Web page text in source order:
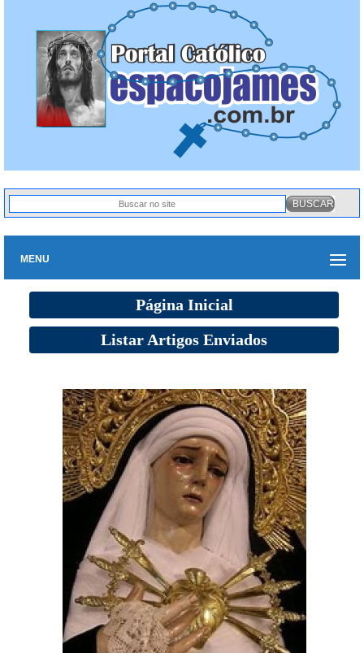
MENU
Página Inicial
Listar Artigos Enviados